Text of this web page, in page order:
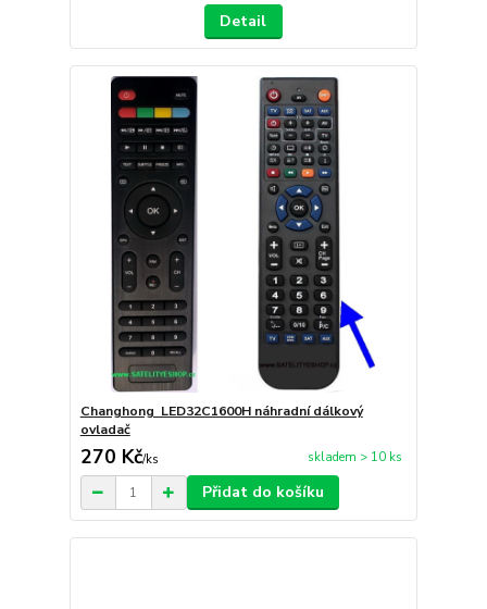
Detail
Changhong LED32C1600H náhradní dálkový
ovladač
270 Kč/ks skladem > 10 ks
Přidat do košíku